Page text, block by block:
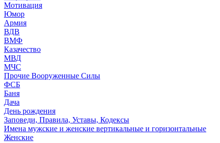
Мотивация
Юмор
Армия
ВДВ
ВМФ
Казачество
МВД
МЧС
Прочие Вооруженные Силы
ФСБ
Баня
Дача
День рождения
Заповеди, Правила, Уставы, Кодексы
Имена мужские и женские вертикальные и горизонтальные
Женские